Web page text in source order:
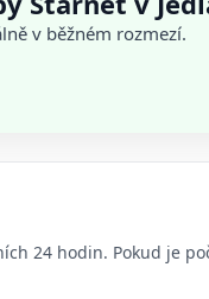
v běžném rozmezí.
24 hodin. Pokud je